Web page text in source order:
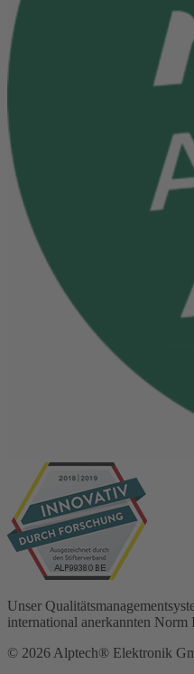
Unser
international anerkannten
© 2026 Alptech® Elektronik